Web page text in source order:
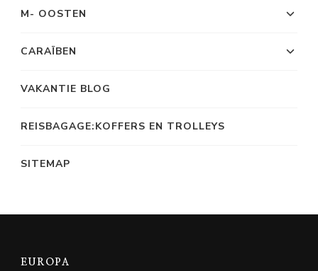
M- OOSTEN
CARAÏBEN
VAKANTIE BLOG
REISBAGAGE:KOFFERS EN TROLLEYS
SITEMAP
EUROPA